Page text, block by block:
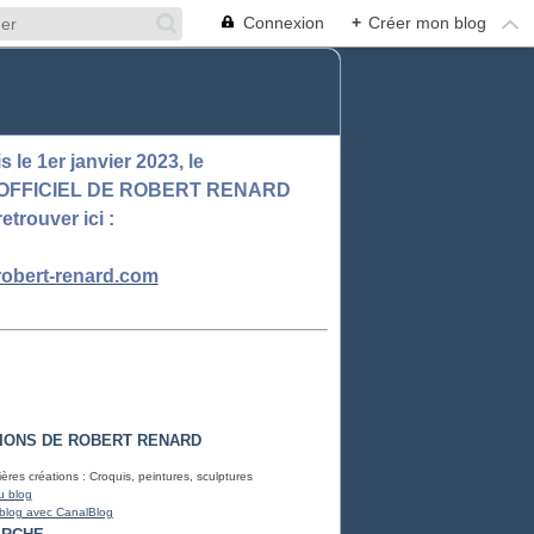
Connexion + Créer mon blog
le 1er janvier 2023, le
DE ROBERT RENARD
ici :
renard.com
DE ROBERT RENARD
créations : Croquis, peintures, sculptures
blog
avec CanalBlog